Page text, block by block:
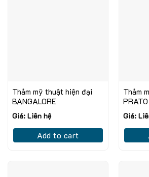
Thảm mỹ thuật hiện đại
BANGALORE
Giá: Liên hệ
Add to cart
Thảm
PRATO
Giá: